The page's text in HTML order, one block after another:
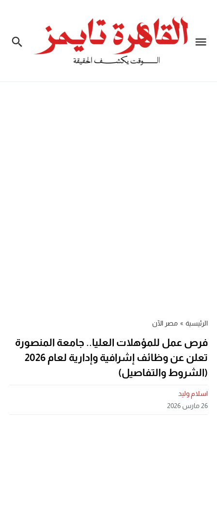
الرئيسية » مصر الآن
فرص عمل للمؤهلات العليا.. جامعة المنصورة
تعلن عن وظائف إشرافية وإدارية لعام 2026
(الشروط والتفاصيل)
اسلام وليد
26 مارس 2026